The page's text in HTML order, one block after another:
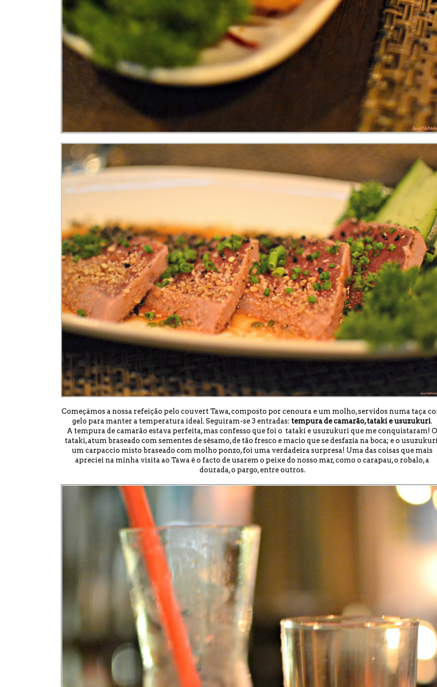
Começámos a nossa refeição pelo couvert Tawa, composto por cenoura e um molho, servidos numa taça
gelo para manter a temperatura ideal. Seguiram-se 3 entradas: tempura de camarão, tataki e usuzukuri.
A tempura de camarão estava perfeita, mas confesso que foi o tataki e usuzukuri que me conquistaram! O
tataki, atum braseado com sementes de sésamo, de tão fresco e macio que se desfazia na boca; e o
um carpaccio misto braseado com molho ponzo, foi uma verdadeira surpresa! Uma das coisas que mais
apreciei na minha visita ao Tawa é o facto de usarem o peixe do nosso mar, como o carapau, o robalo, a
dourada, o pargo, entre outros.